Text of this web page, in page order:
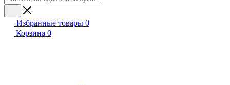
Избранные товары 0
Корзина 0